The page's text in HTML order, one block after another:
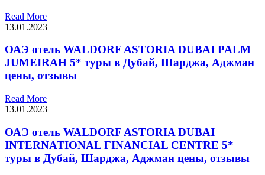
Read More
13.01.2023
ОАЭ отель WALDORF ASTORIA DUBAI PALM
JUMEIRAH 5* туры в Дубай, Шарджа, Аджман
цены, отзывы
Read More
13.01.2023
ОАЭ отель WALDORF ASTORIA DUBAI
INTERNATIONAL FINANCIAL CENTRE 5*
туры в Дубай, Шарджа, Аджман цены, отзывы